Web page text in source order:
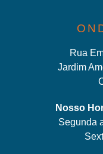
Rua
Jardim
Nosso
Segunda